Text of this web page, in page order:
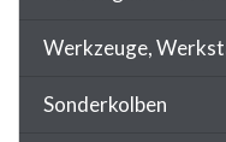
Werkzeuge,
Sonderkolben